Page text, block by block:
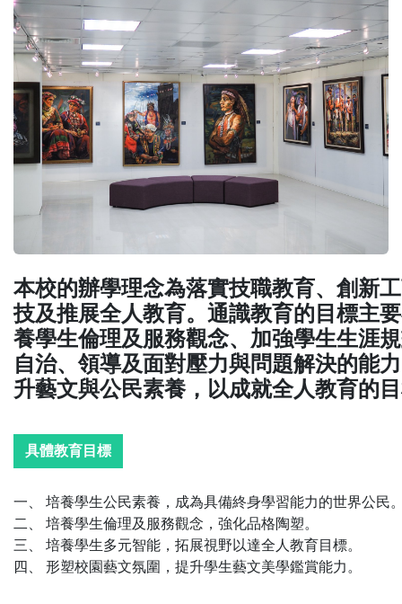
本校的辦學理念為落實技職教育、創新
技及推展全人教育。通識教育的目標主
養學生倫理及服務觀念、加強學生生涯
自治、領導及面對壓力與問題解決的能
升藝文與公民素養，以成就全人教育的
具體教育目標
一、 培養學生公民素養，成為具備終身學習能力的世界公民
二、 培養學生倫理及服務觀念，強化品格陶塑。
三、 培養學生多元智能，拓展視野以達全人教育目標。
四、 形塑校園藝文氛圍，提升學生藝文美學鑑賞能力。